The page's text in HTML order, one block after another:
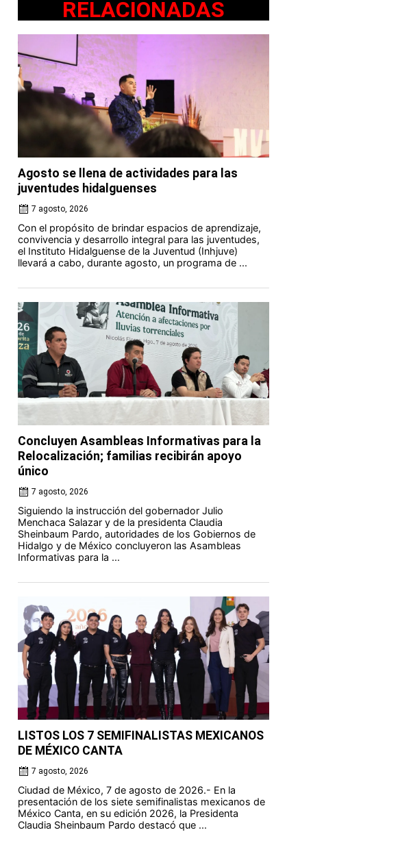
RELACIONADAS
Agosto se llena de actividades para las
juventudes hidalguenses
7 agosto, 2026
Con el propósito de brindar espacios de aprendizaje,
convivencia y desarrollo integral para las juventudes,
el Instituto Hidalguense de la Juventud (Inhjuve)
llevará a cabo, durante agosto, un programa de ...
Concluyen Asambleas Informativas para la
Relocalización; familias recibirán apoyo
único
7 agosto, 2026
Siguiendo la instrucción del gobernador Julio
Menchaca Salazar y de la presidenta Claudia
Sheinbaum Pardo, autoridades de los Gobiernos de
Hidalgo y de México concluyeron las Asambleas
Informativas para la ...
LISTOS LOS 7 SEMIFINALISTAS MEXICANOS
DE MÉXICO CANTA
7 agosto, 2026
Ciudad de México, 7 de agosto de 2026.- En la
presentación de los siete semifinalistas mexicanos de
México Canta, en su edición 2026, la Presidenta
Claudia Sheinbaum Pardo destacó que ...